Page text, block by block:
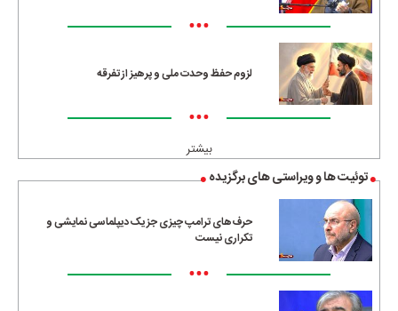
•••
لزوم حفظ وحدت ملی و پرهیز از تفرقه
•••
بیشتر
توئیت ها و ویراستی های برگزیده
حرف‌های ترامپ چیزی جز یک دیپلماسی نمایشی و
تکراری نیست
•••